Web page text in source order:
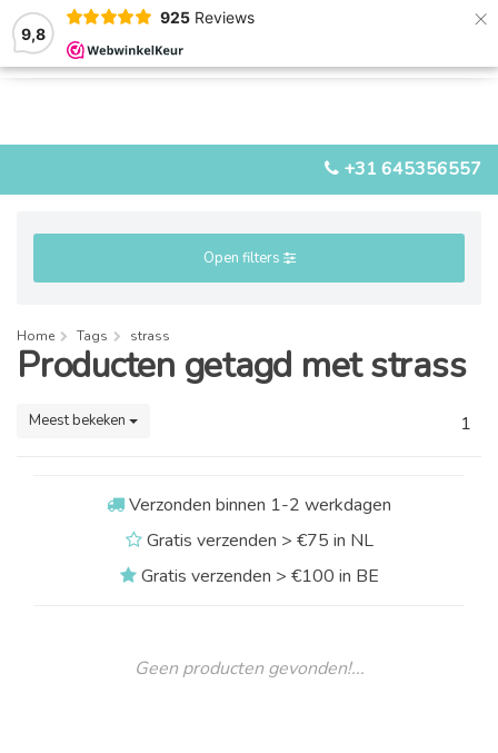
9,8
925 Reviews ×
+31 645356557
MENU
Open filters
Home Tags strass
Producten getagd met strass
Meest bekeken 1
Verzonden binnen 1-2 werkdagen
Gratis verzenden > €75 in NL
Gratis verzenden > €100 in BE
Geen producten gevonden!...